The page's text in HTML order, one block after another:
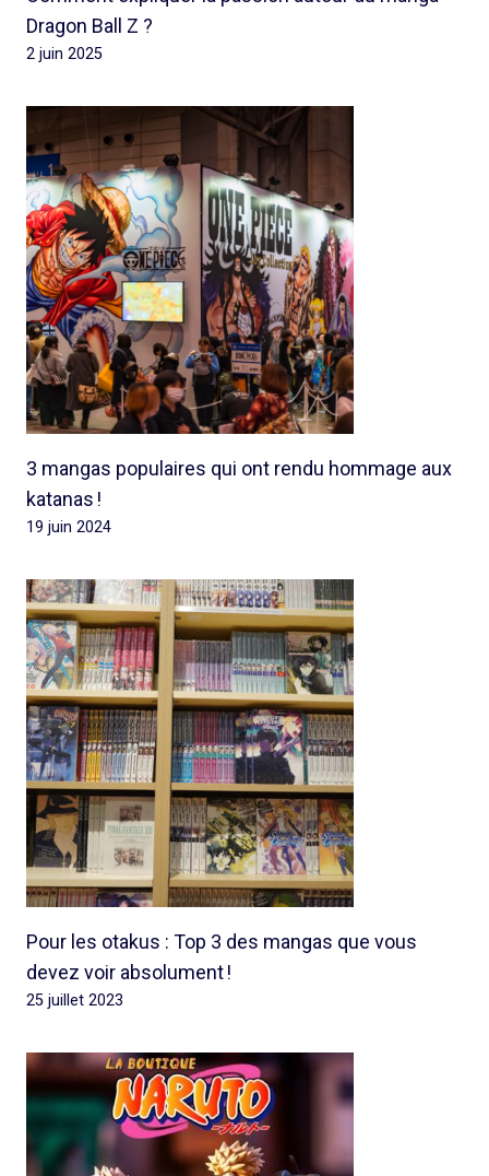
Dragon Ball Z ?
2 juin 2025
3 mangas populaires qui ont rendu hommage aux
katanas !
19 juin 2024
Pour les otakus : Top 3 des mangas que vous
devez voir absolument !
25 juillet 2023